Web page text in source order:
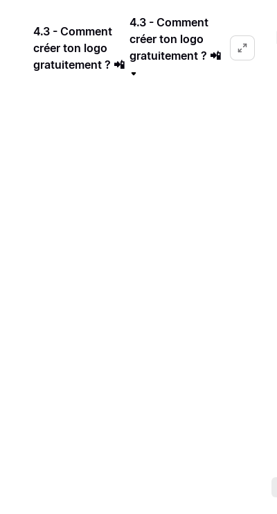
4.3 - Comment
créer ton logo
gratuitement ? 📲
4.3 - Comment
créer ton logo
gratuitement ? 📲